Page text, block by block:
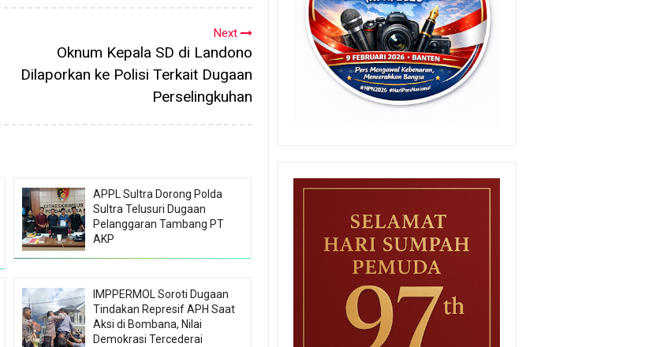
Next
Oknum Kepala SD di Landono
Dilaporkan ke Polisi Terkait Dugaan
Perselingkuhan
APPL Sultra Dorong Polda
Sultra Telusuri Dugaan
Pelanggaran Tambang PT
AKP
IMPPERMOL Soroti Dugaan
Tindakan Represif APH Saat
Aksi di Bombana, Nilai
Demokrasi Tercederai